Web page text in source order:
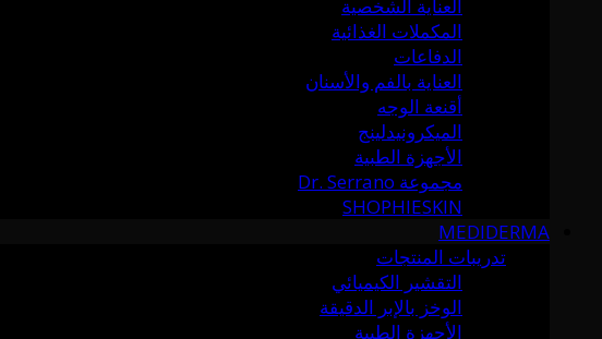
العناية الشخصية
المكملات الغذائية
الدفاعات
العناية بالفم والأسنان
أقنعة الوجه
الميكرونيدلينج
الأجهزة الطبية
مجموعة Dr. Serrano
SHOPHIESKIN
MEDIDERMA
تدريبات المنتجات
التقشير الكيميائي
الوخز بالإبر الدقيقة
الأجهزة الطبية